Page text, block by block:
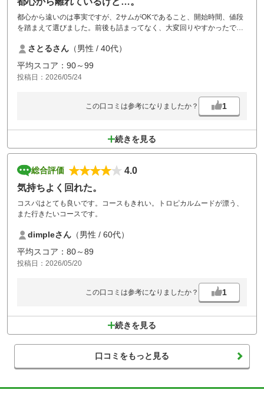
都心から遠いのは事実ですが、2サムがOKであること、開始時間、値段
を踏まえて選びました。前後も詰まってなく、大変回りやすかったで
さとるさん （男性 / 40代）
平均スコア：90～99
投稿日：2026/05/24
この口コミは参考になりましたか？ 1
続きを見る
総合評価
4.0
気持ちよく回れた。
コスパはとても良いです。コースもきれい。トロピカルムードが漂う、
また行きたいコースです。
dimpleさん （男性 / 60代）
平均スコア：80～89
投稿日：2026/05/20
この口コミは参考になりましたか？ 1
続きを見る
口コミをもっと見る